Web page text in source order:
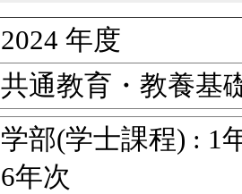
2024 年度
共通教育・教養基
学部(学士課程) : 1
6年次